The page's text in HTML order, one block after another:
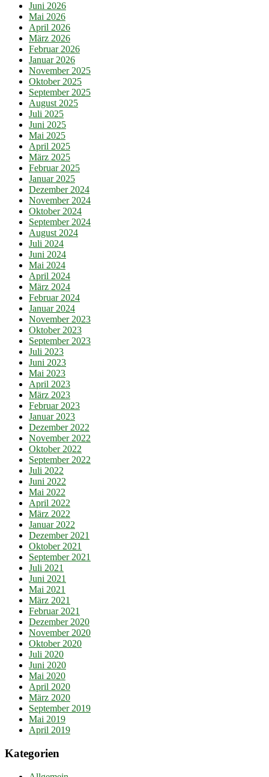
Juni 2026
Mai 2026
April 2026
März 2026
Februar 2026
Januar 2026
November 2025
Oktober 2025
September 2025
August 2025
Juli 2025
Juni 2025
Mai 2025
April 2025
März 2025
Februar 2025
Januar 2025
Dezember 2024
November 2024
Oktober 2024
September 2024
August 2024
Juli 2024
Juni 2024
Mai 2024
April 2024
März 2024
Februar 2024
Januar 2024
November 2023
Oktober 2023
September 2023
Juli 2023
Juni 2023
Mai 2023
April 2023
März 2023
Februar 2023
Januar 2023
Dezember 2022
November 2022
Oktober 2022
September 2022
Juli 2022
Juni 2022
Mai 2022
April 2022
März 2022
Januar 2022
Dezember 2021
Oktober 2021
September 2021
Juli 2021
Juni 2021
Mai 2021
März 2021
Februar 2021
Dezember 2020
November 2020
Oktober 2020
Juli 2020
Juni 2020
Mai 2020
April 2020
März 2020
September 2019
Mai 2019
April 2019
Kategorien